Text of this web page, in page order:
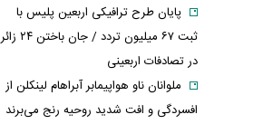
پایان طرح ترافیکی اربعین پلیس با
ثبت ۶۷ میلیون تردد / جان باختن ۲۴ زائر
در تصادفات اربعینی
ملوانان ناو هواپیمابر آبراهام لینکلن از
افسردگی و افت شدید روحیه رنج می‌برند